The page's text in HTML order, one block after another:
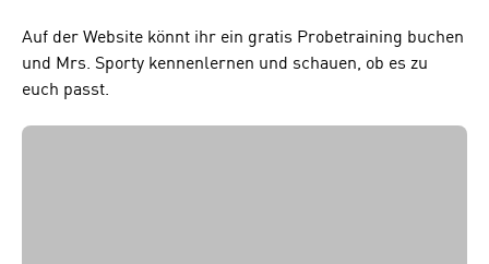
Auf der Website könnt ihr ein gratis Probetraining buchen
und Mrs. Sporty kennenlernen und schauen, ob es zu
euch passt.